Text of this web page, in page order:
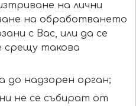
на лични
на обработването
с Вас, или да се
срещу такова
до надзорен орган;
не се събират от